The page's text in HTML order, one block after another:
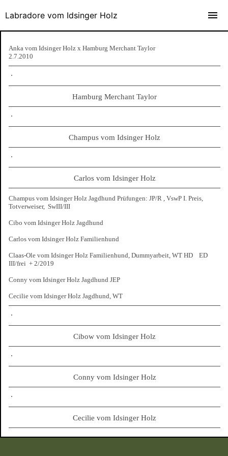
Anka vom Idsinger Holz x Hamburg Merchant Taylor
2.7.2010
Hamburg Merchant Taylor
Champus vom Idsinger Holz
Carlos vom Idsinger Holz
Champus vom Idsinger Holz Jagdhund Prüfungen: JP/R , VswP I. Preis,
Totverweiser, SwIII/III
Cibo vom Idsinger Holz Jagdhund
Carlos vom Idsinger Holz Familienhund
Claas-Ole vom Idsinger Holz Familienhund, Dummyarbeit, WT HD ED
III/frei + 2/2019
Conny vom Idsinger Holz Jagdhund JEP
Cecilie vom Idsinger Holz Jagdhund, WT
Cibow vom Idsinger Holz
Conny vom Idsinger Holz
Cecilie vom Idsinger Holz
Labradore vom Idsinger Holz